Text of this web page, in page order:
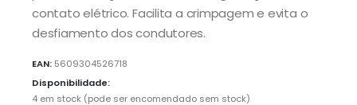
contato elétrico. Facilita a crimpagem e evita o
desfiamento dos condutores.
EAN: 5609304526718
Disponibilidade:
4 em stock (pode ser encomendado sem stock)